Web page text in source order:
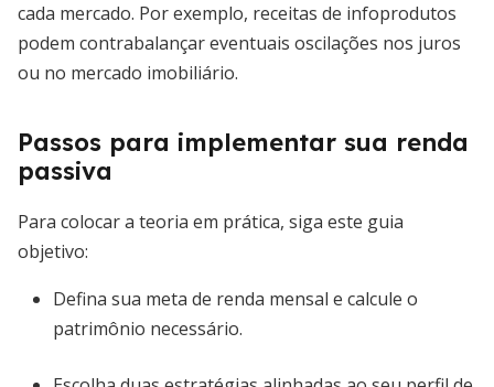
cada mercado. Por exemplo, receitas de infoprodutos
podem contrabalançar eventuais oscilações nos juros
ou no mercado imobiliário.
Passos para implementar sua renda
passiva
Para colocar a teoria em prática, siga este guia
objetivo:
Defina sua meta de renda mensal e calcule o
patrimônio necessário.